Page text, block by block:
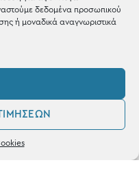
δεδομένα προσωπικού
ή μοναδικά αναγνωριστικά
Βόλος
- 15:00
0